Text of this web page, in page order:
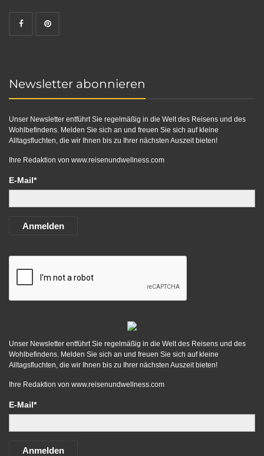
Newsletter abonnieren
Unser Newsletter entführt Sie regelmäßig in die Welt des Reisens und des
Wohlbefindens. Melden Sie sich an und freuen Sie sich auf kleine
Alltagsfluchten, die wir Ihnen bis zu Ihrer nächsten Auszeit bieten!
Ihre Redaktion von www.reisenundwellness.com
E-Mail*
Anmelden
Unser Newsletter entführt Sie regelmäßig in die Welt des Reisens und des
Wohlbefindens. Melden Sie sich an und freuen Sie sich auf kleine
Alltagsfluchten, die wir Ihnen bis zu Ihrer nächsten Auszeit bieten!
Ihre Redaktion von www.reisenundwellness.com
E-Mail*
Anmelden